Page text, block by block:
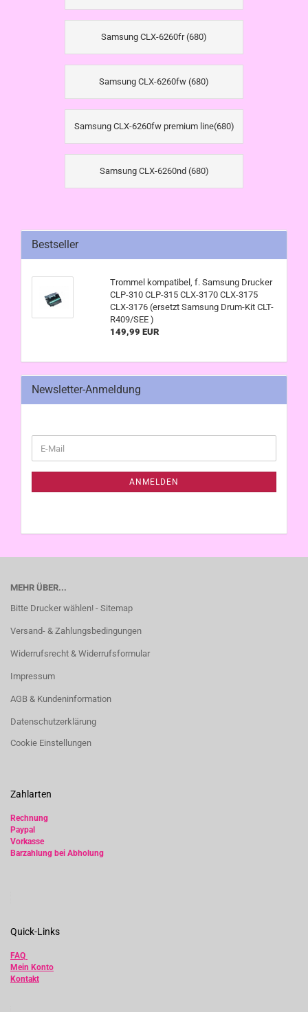
Samsung CLX-6260fr (680)
Samsung CLX-6260fw (680)
Samsung CLX-6260fw premium line(680)
Samsung CLX-6260nd (680)
Bestseller
Trommel kompatibel, f. Samsung Drucker
CLP-310 CLP-315 CLX-3170 CLX-3175
CLX-3176 (ersetzt Samsung Drum-Kit CLT-
R409/SEE )
149,99 EUR
Newsletter-Anmeldung
ZUR
E-
Mail
ANMELDEN
MEHR ÜBER...
Bitte Drucker wählen! - Sitemap
Versand- & Zahlungsbedingungen
Widerrufsrecht & Widerrufsformular
Impressum
AGB & Kundeninformation
Datenschutzerklärung
Cookie Einstellungen
Zahlarten
Rechnung
Paypal
Vorkasse
Barzahlung bei Abholung
Quick-Links
FAQ
Mein Konto
Kontakt